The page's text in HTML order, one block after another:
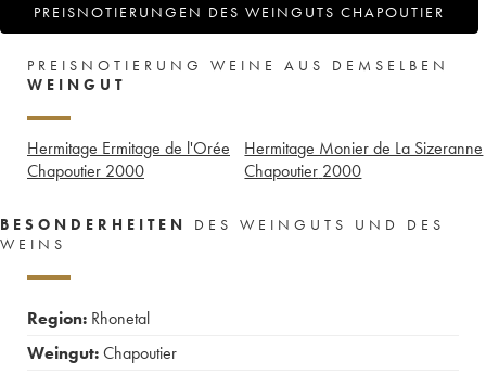
PREISNOTIERUNGEN DES WEINGUTS CHAPOUTIER
PREISNOTIERUNG WEINE AUS DEMSELBEN
WEINGUT
Hermitage Ermitage de l'Orée
Chapoutier 2000
Hermitage Monier de La Sizeranne
Chapoutier 2000
BESONDERHEITEN
DES WEINGUTS UND DES
WEINS
Region: Rhonetal
Weingut:Chapoutier